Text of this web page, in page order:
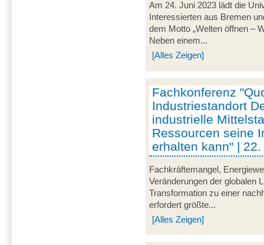
Am 24. Juni 2023 lädt die
Interessierten aus Bremen
dem Motto „Welten öffnen –
Neben einem...
[Alles Zeigen]
Fachkonferenz
Industriestandort
industrielle
Ressourcen seine
erhalten kann" |
Fachkräftemangel,
Veränderungen der globalen
Transformation zu einer
erfordert größte...
[Alles Zeigen]